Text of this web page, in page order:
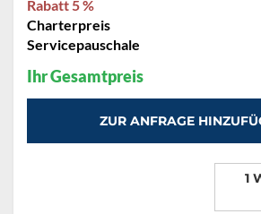
Rabatt 5 %
Charterpreis
Servicepauschale
Ihr Gesamtpreis
ZUR ANFRAGE
1